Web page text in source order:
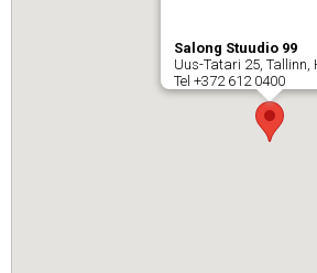
Salong Stuudio 99
Uus-Tatari 25,
Tel +372 612 0400